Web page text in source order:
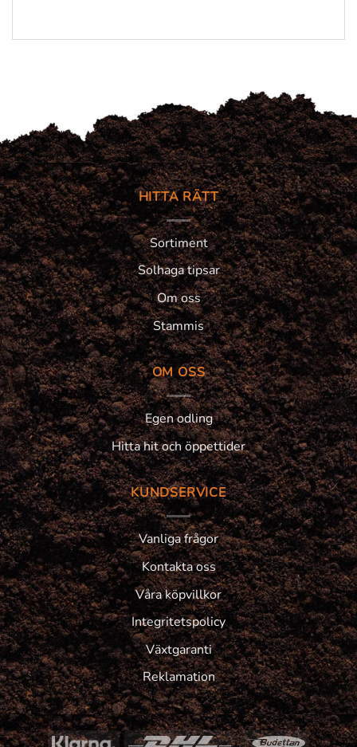
HITTA RÄTT
Sortiment
Solhaga tipsar
Om oss
Stammis
OM OSS
Egen odling
Hitta hit och öppettider
KUNDSERVICE
Vanliga frågor
Kontakta oss
Våra köpvillkor
Integritetspolicy
Växtgaranti
Reklamation